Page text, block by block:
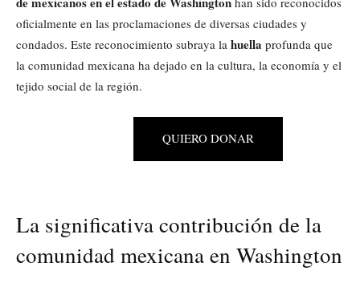
oficialmente en las proclamaciones de diversas ciudades y
condados. Este reconocimiento subraya la huella profunda que
la comunidad mexicana ha dejado en la cultura, la economía y el
tejido social de la región.
QUIERO DONAR
La significativa contribución de la
comunidad mexicana en Washington